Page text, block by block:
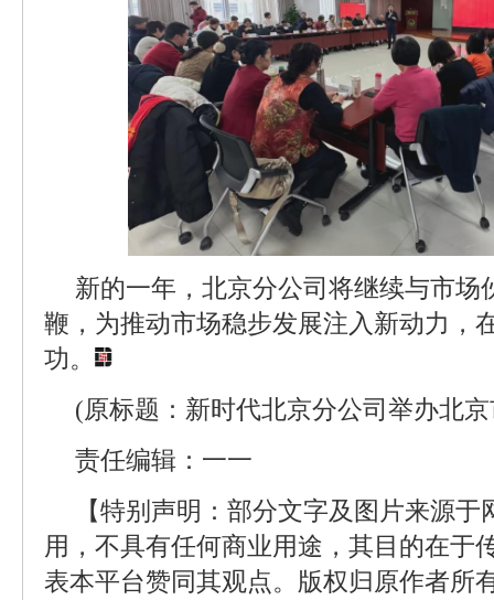
新的一年，北京分公司将继续与市场
鞭，为推动市场稳步发展注入新动力，
功。
(原标题：新时代北京分公司举办北
责任编辑：一一
【特别声明：部分文字及图片来源
用，不具有任何商业用途，其目的在于
表本平台赞同其观点。版权归原作者所